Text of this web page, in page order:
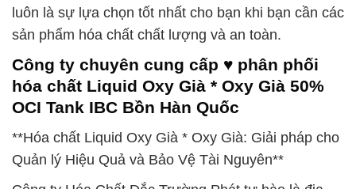
luôn là sự lựa chọn tốt nhất cho bạn khi bạn cần các
sản phẩm hóa chất chất lượng và an toàn.
Công ty chuyên cung cấp ♥ phân phối
hóa chất Liquid Oxy Già * Oxy Già 50%
OCI Tank IBC Bồn Hàn Quốc
**Hóa chất Liquid Oxy Già * Oxy Già: Giải pháp cho
Quản lý Hiệu Quả và Bảo Vệ Tài Nguyên**